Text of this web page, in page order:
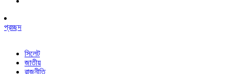
প্রচ্ছদ
সিলেট
জাতীয়
রাজনীতি